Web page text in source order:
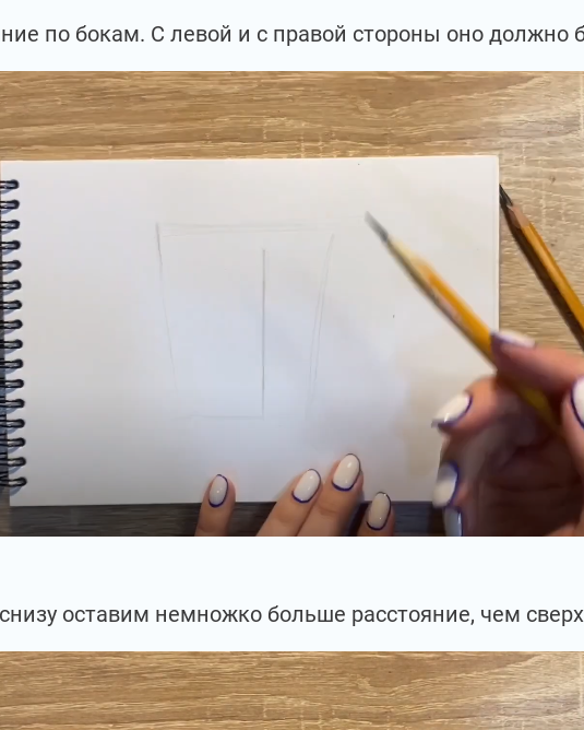
по бокам. С левой и с правой стороны оно должно
оставим немножко больше расстояние, чем